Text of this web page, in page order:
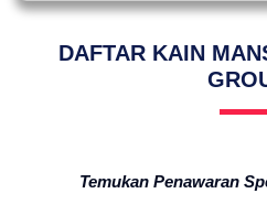
DAFTAR KAIN
Temukan Penawaran